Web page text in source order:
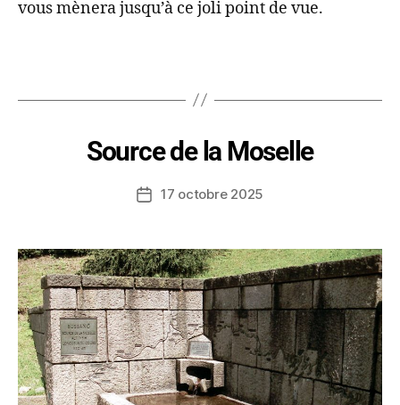
vous mènera jusqu’à ce joli point de vue.
Source de la Moselle
17 octobre 2025